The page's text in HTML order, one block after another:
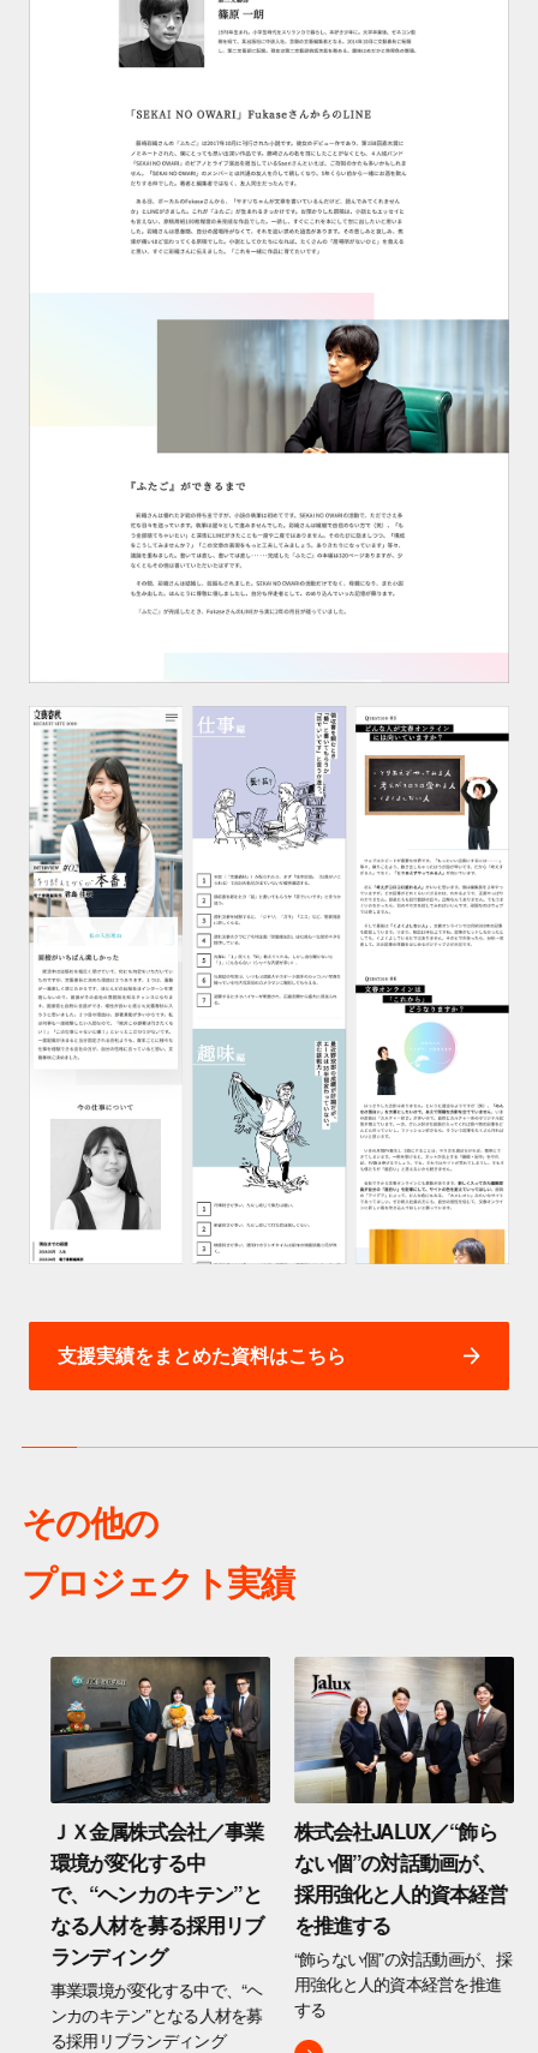
支援実績をまとめた資料はこちら
その他の
プロジェクト実績
ＪＸ金属株式会社／事業
環境が変化する中
で、“ヘンカのキテン”と
なる人材を募る採用リブ
ランディング
事業環境が変化する中で、“ヘ
ンカのキテン”となる人材を募
る採用リブランディング
株式会社JALUX／“飾ら
ない個”の対話動画が、
採用強化と人的資本経営
を推進する
“飾らない個”の対話動画が、採
用強化と人的資本経営を推進
する